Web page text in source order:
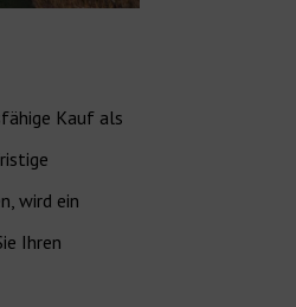
Kauf als
wird ein
Ihren